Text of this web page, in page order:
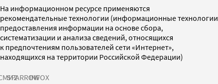
На информационном ресурсе применяются
рекомендательные технологии (информационные технологии
предоставления информации на основе сбора,
систематизации и анализа сведений, относящихся
к предпочтениям пользователей сети «Интернет»,
находящихся на территории Российской Федерации)
SPARROWINFOX